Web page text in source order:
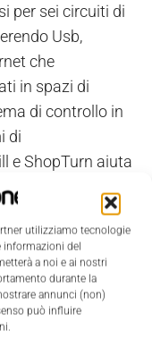
utilizziamo tecnologie
informazioni del
a noi e ai nostri
durante la
annunci (non)
può influire
per sei circuiti di
Usb,
che
in spazi di
di controllo in
di
e ShopTurn aiuta
appunto, per la
modem
le macchine
grafico on-
tipo di sistema
denominato